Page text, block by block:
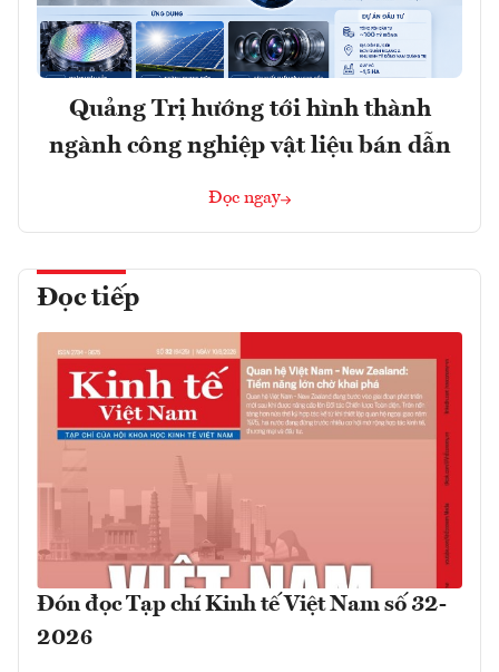
Quảng Trị hướng tới hình thành
ngành công nghiệp vật liệu bán dẫn
Đọc ngay
Đọc tiếp
Đón đọc Tạp chí Kinh tế Việt Nam số 32-
2026